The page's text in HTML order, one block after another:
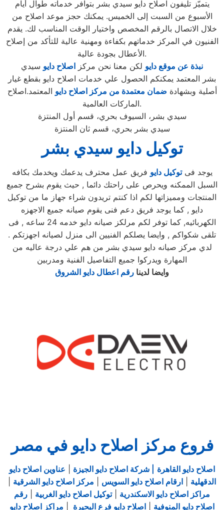
يتميّز تليفون اصلاح دايو سيدي بشر بتوافر خدماته طوال أيام
الأسبوع من السبت إلى الخميس. يمكنك حجز موعد اصلاح من
خلال الاتصال بالرقم المخصص واختيار الوقت المناسب لك. يقدم
الفنيون في المركز خدماتهم بكفاءة ومهنية عالية للتأكد من إصلاح
الأعطال بجودة عالية.
نبذة عن موقع دايو لكن معنا نحن مركز اصلاح دايو سيدي
بشر المعتمد يمكنكم الحصول علي خدمات اصلاح دايو بقطع غيار
أصلية وبشهادة ضمان معتمدة من مركز اصلاح دايو المعتمد.اصلاح
الماركات العالمية.
سيدي بشر، السيوف بحري، قسم أول المنتزة
سيدي بشر بحري، قسم ثان المنتزة
توكيل دايو سيدي بشر
يوجد فىتوكيل دايو فريق عمل محترف يدعمك ويخدمك بكافه
السبل الممكنه ويحرص على راحتك دائما , حيث يقوم بشرح جميع
المنتجات ومميزاتها لكم اذا كنتم تريدون شراء جهاز ما من توكيل
دايو , كما يوجد فريق دعم فنى يقوم صيانه جميع الاجهزه
الكهربائيه, كما توفر لكم مرلكز صيانه دايو خدمه 24 ساعه , فى
تلقى شكواكم , وايضا يصلكم الفنيين الى منزل لصيانه اجهزتكم .
لدي مركز صيانه دايو سيدي بشر من هم علي درجة عاليه من
المهارة ويدركوا جميع التفاصيل الفنية ومدربين
وايضا لدينا رقم اعطال دايو الشروق
فروع مركز اصلاح دايو في مصر
اصلاح دايو القاهرة | شركة اصلاح دايو الجيزة
عناوين اصلاح دايو
الدقهلية
ارقام اصلاح دايو السويس مركز اصلاح دايو الشرقية
مراكز اصلاح دايو الاسكندرية |توكيل اصلاح دايو الغربية
رقم
اصلاح دايو المنوفية
اصلاح دايو فرع البحيرة
مراكز اصلاح دايو